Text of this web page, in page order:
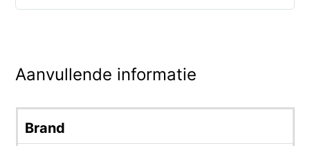
Aanvullende informatie
Brand